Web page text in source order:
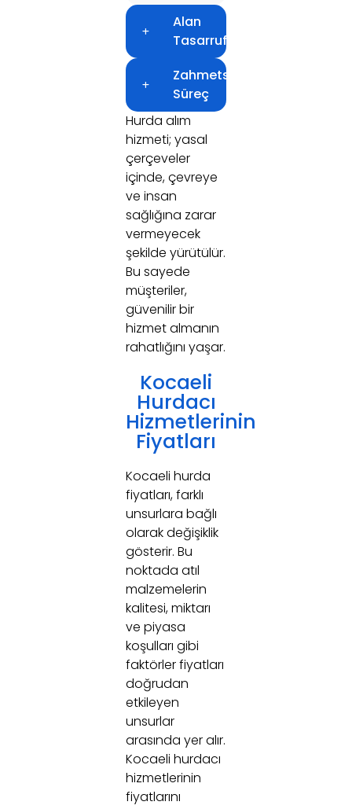
Alan
Tasarrufu
Zahmetsiz
Süreç
Hurda alım
hizmeti; yasal
çerçeveler
içinde, çevreye
ve insan
sağlığına zarar
vermeyecek
şekilde yürütülür.
Bu sayede
müşteriler,
güvenilir bir
hizmet almanın
rahatlığını yaşar.
Kocaeli
Hurdacı
Hizmetlerinin
Fiyatları
Kocaeli hurda
fiyatları, farklı
unsurlara bağlı
olarak değişiklik
gösterir. Bu
noktada atıl
malzemelerin
kalitesi, miktarı
ve piyasa
koşulları gibi
faktörler fiyatları
doğrudan
etkileyen
unsurlar
arasında yer alır.
Kocaeli hurdacı
hizmetlerinin
fiyatlarını